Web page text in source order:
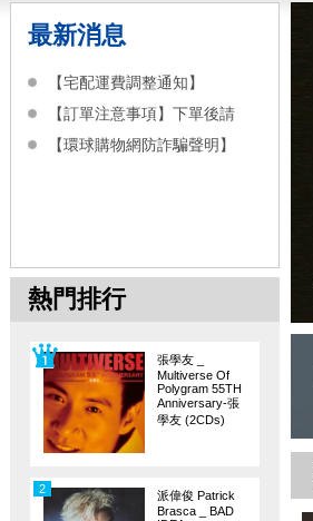
最新消息
【宅配運費調整通知】
【訂單注意事項】下單後請
【環球購物網防詐騙聲明】
熱門排行
張學友 _
Multiverse Of
Polygram 55TH
Anniversary-張
學友 (2CDs)
派偉俊 Patrick
Brasca _ BAD
2